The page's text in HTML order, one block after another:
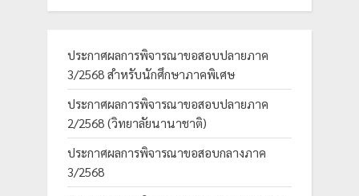
ประกาศผลการพิจารณาขอสอบปลายภาค
3/2568 สำหรับนักศึกษาภาคพิเศษ
ประกาศผลการพิจารณาขอสอบปลายภาค
2/2568 (วิทยาลัยนานาชาติ)
ประกาศผลการพิจารณาขอสอบกลางภาค
3/2568